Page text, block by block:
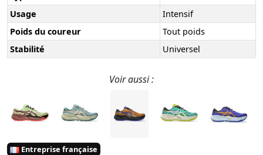
Usage
Intensif
Poids du coureur
Tout poids
Stabilité
Universel
Voir aussi :
Entreprise française